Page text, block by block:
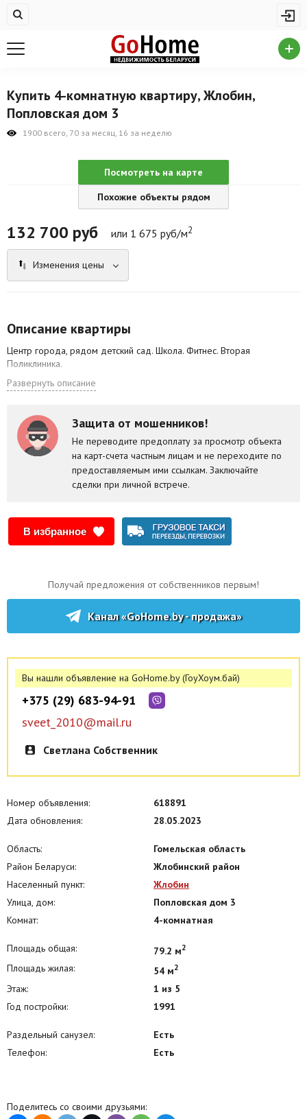
Купить квартиру
На сутки
Новостройки
Дома/коттеджи/участки
Комерческая недвижимость
Аренда коммерческой недвижимости
Агентства
Ремонт квартир
Грузовое такси
Способы оплаты
Реклама на сайте
Купить 4-комнатную квартиру, Жлобин,
Попловская дом 3
1900 всего, 70 за месяц, 16 за неделю
Посмотреть на карте
Похожие объекты рядом
132 700 руб или 1 675 руб/м2
Изменения цены
Описание квартиры
Центр города, рядом детский сад. Школа. Фитнес. Вторая
Поликлиника.
Развернуть описание
Защита от мошенников!
Не переводите предоплату за просмотр объекта
на карт-счета частным лицам и не переходите по
предоставляемым ими ссылкам. Заключайте
сделки при личной встрече.
В избранное
Канал «GoHome.by - продажа»
Получай предложения от собственников первым!
Вы нашли объявление на GoHome.by (ГоуХоум.бай)
+375 (29) 683-94-91
sveet_2010@mail.ru
Светлана Собственник
Номер объявления:
618891
Дата обновления:
28.05.2023
Область:
Гомельская область
Район Беларуси:
Жлобинский район
Населенный пункт:
Жлобин
Улица, дом:
Попловская дом 3
Комнат:
4-комнатная
Площадь общая: 79.2 м2
Площадь жилая: 54 м2
Этаж:
1 из 5
Год постройки:
1991
Раздельный санузел:
Есть
Телефон:
Есть
Поделитесь со своими друзьями: